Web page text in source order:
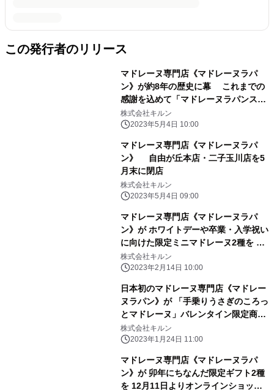
この発行者のリリース
マドレーヌ専門店《マドレーヌラパ
ン》が約8年の歴史に幕 これまでの
感謝を込めて「マドレーヌラパンスペ
シャルセット」を 5月6日よりオンラ
イン完全受注生産にて販売
株式会社キルン
2023年5月4日 10:00
マドレーヌ専門店《マドレーヌラパ
ン》 自由が丘本店・二子玉川店を5
月末に閉店
株式会社キルン
2023年5月4日 09:00
マドレーヌ専門店《マドレーヌラパ
ン》が ホワイトデーや卒業・入学祝い
に向けた限定ミニマドレーヌ2種を 2
月15日(水)よりオンライン完全受注生
産にて販売
株式会社キルン
2023年2月14日 10:00
日本初のマドレーヌ専門店《マドレー
ヌラパン》が 「手乗りうさぎのころっ
とマドレーヌ」バレンタイン限定商品
を 1月25日よりオンラインショップに
て受注生産販売開始
株式会社キルン
2023年1月24日 11:00
マドレーヌ専門店《マドレーヌラパ
ン》が 卯年にちなんだ限定ギフト2種
を 12月11日よりオンラインショップ